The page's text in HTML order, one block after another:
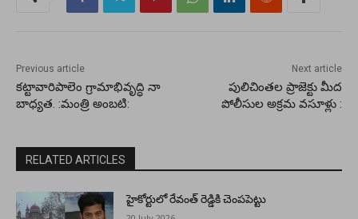
Previous article
కట్టావారిపాలెం గ్రామాభివృద్ధి నా
బాధ్యత. :మంత్రి అంబటి:
Next article
పులిచింతల ప్రాజెక్టు మీద
పోలీసుల అక్రమ వసూళ్లు :
RELATED ARTICLES
హైకోర్టులో రేవంత్ రెడ్డికి చెంపపెట్టు